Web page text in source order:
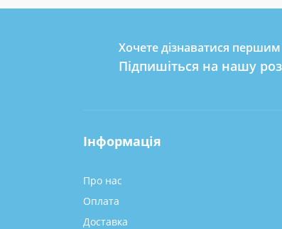
Хочете дізнаватися першим
Підпишіться на нашу
Інформація
Про нас
Оплата
Доставка